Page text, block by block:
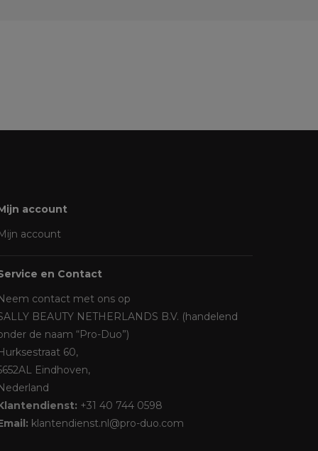
account
account
en Contact
contact met ons op
BEAUTY NETHERLANDS B.V. (handelend
de naam “Pro-Duo”)
60,
Eindhoven,
+31 40 744 0598
klantendienst.nl@pro-duo.com